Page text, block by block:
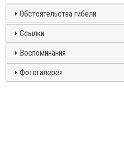
Обстоятельства гибели
Ссылки
Воспоминания
Фотогалерея